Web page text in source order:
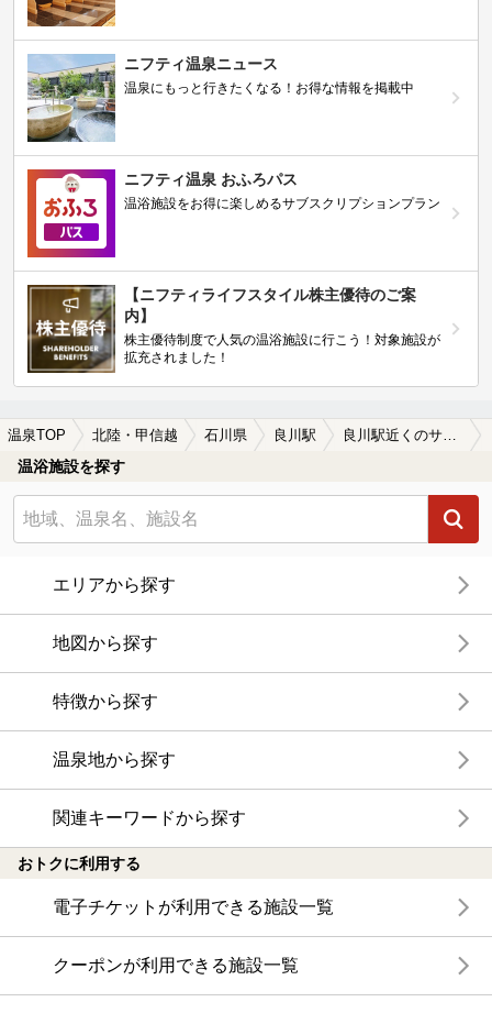
ニフティ温泉ニュース
温泉にもっと行きたくなる！お得な情報を掲載中
ニフティ温泉 おふろパス
温浴施設をお得に楽しめるサブスクリプションプラン
【ニフティライフスタイル株主優待のご案
内】
株主優待制度で人気の温浴施設に行こう！対象施設が
拡充されました！
温泉TOP 北陸・甲信越 石川県 良川駅 良川駅近くのサウナ施設おすすめ(2026年版)
温浴施設を探す
エリアから探す
地図から探す
特徴から探す
温泉地から探す
関連キーワードから探す
おトクに利用する
電子チケットが利用できる施設一覧
クーポンが利用できる施設一覧